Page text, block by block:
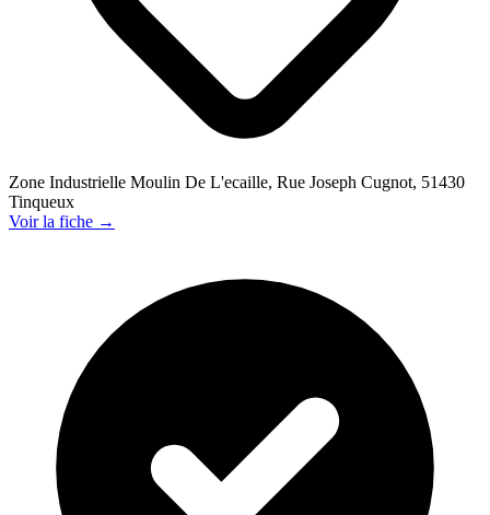
Zone Industrielle Moulin De L'ecaille, Rue Joseph Cugnot, 51430
Tinqueux
Voir la fiche →